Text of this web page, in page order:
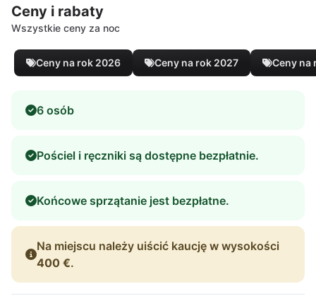
Ceny i rabaty
Wszystkie ceny za noc
Ceny na rok 2026 Ceny na rok 2027 Ceny na
6 osób
Pościel i ręczniki są dostępne bezpłatnie.
Końcowe sprzątanie jest bezpłatne.
Na miejscu należy uiścić kaucję w wysokości
400 €.